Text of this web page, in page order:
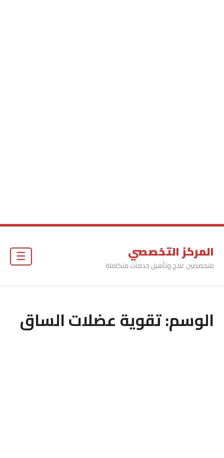
المركز التخصصي
متخصصين علاج وتأهيل خدمات متكاملة
الوسم:تقوية عضلات الساق